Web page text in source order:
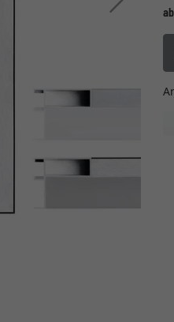
ab